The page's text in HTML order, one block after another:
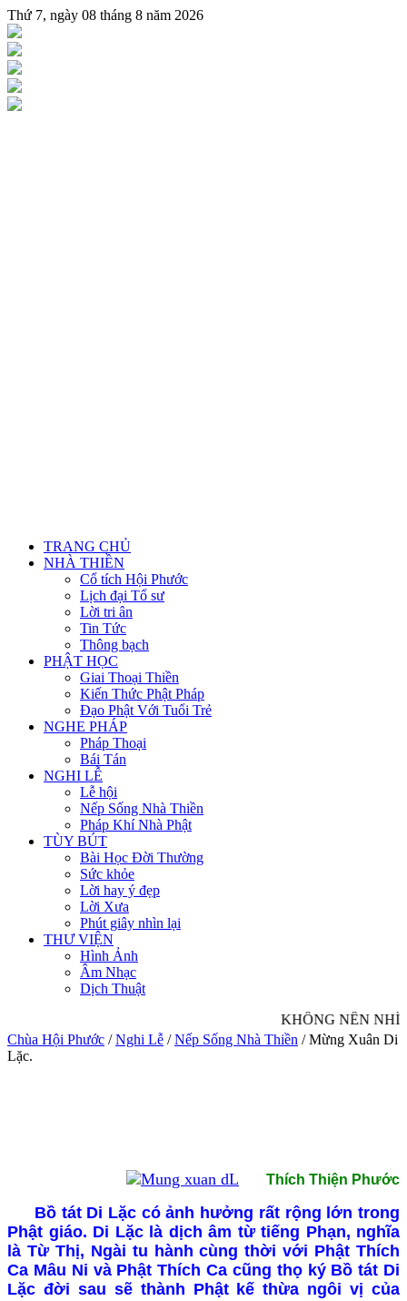
Thứ 7, ngày 08 tháng 8 năm 2026
TRANG CHỦ
NHÀ THIỀN
Cổ tích Hội Phước
Lịch đại Tổ sư
Lời tri ân
Tin Tức
Thông bạch
PHẬT HỌC
Giai Thoại Thiền
Kiến Thức Phật Pháp
Đạo Phật Với Tuổi Trẻ
NGHE PHÁP
Pháp Thoại
Bái Tán
NGHI LỄ
Lễ hội
Nếp Sống Nhà Thiền
Pháp Khí Nhà Phật
TÙY BÚT
Bài Học Đời Thường
Sức khỏe
Lời hay ý đẹp
Lời Xưa
Phút giây nhìn lại
THƯ VIỆN
Hình Ảnh
Âm Nhạc
Dịch Thuật
KHÔNG NÊN
Chùa Hội Phước / Nghi Lễ / Nếp Sống Nhà Thiền / Mừng Xuân Di
Lặc.
Thích Thiện Phước
Bồ tát Di Lặc có ảnh hưởng rất rộng lớn trong
Phật giáo. Di Lặc là dịch âm từ tiếng Phạn, nghĩa
là Từ Thị, Ngài tu hành cùng thời với Phật Thích
Ca Mâu Ni và Phật Thích Ca cũng thọ ký Bồ tát Di
Lặc đời sau sẽ thành Phật kế thừa ngôi vị của